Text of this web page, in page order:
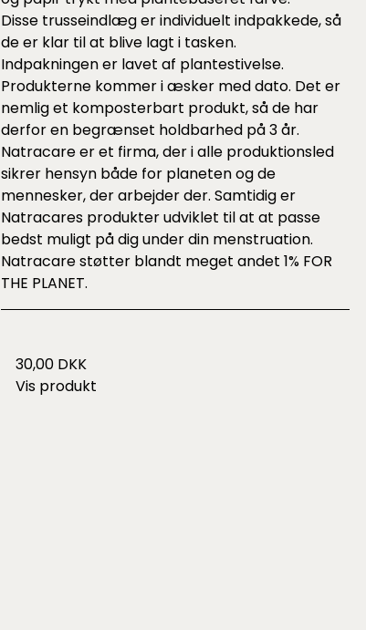
Disse trusseindlæg er individuelt indpakkede, så
de er klar til at blive lagt i tasken.
Indpakningen er lavet af plantestivelse.
Produkterne kommer i æsker med dato. Det er
nemlig et komposterbart produkt, så de har
derfor en begrænset holdbarhed på 3 år.
Natracare er et firma, der i alle produktionsled
sikrer hensyn både for planeten og de
mennesker, der arbejder der. Samtidig er
Natracares produkter udviklet til at at passe
bedst muligt på dig under din menstruation.
Natracare støtter blandt meget andet 1% FOR
THE PLANET.
30,00 DKK
Vis produkt